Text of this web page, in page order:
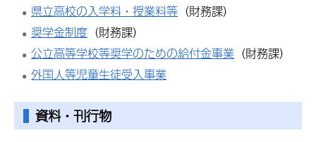
県立高校の入学料・授業料等 （財務課）
奨学金制度 （財務課）
公立高等学校等奨学のための給付金事業 （財務課）
外国人等児童生徒受入事業
資料・刊行物